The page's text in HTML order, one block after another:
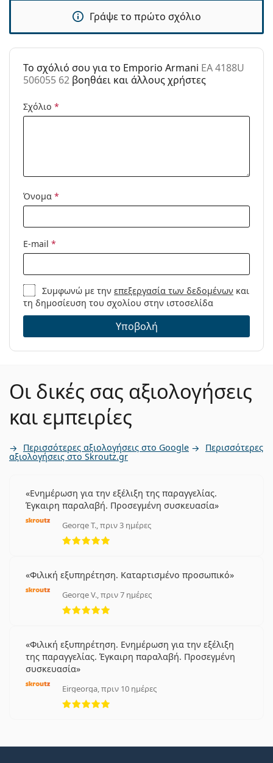
Ανδρικά
Χρήση:
Μόδα
Προϊόντος /
Γράψε το πρώτο σχόλιο
To σχόλιό σου για το Emporio Armani EA 4188U
506055 62 βοηθάει και άλλους χρήστες
Σχόλιο *
Όνομα *
E-mail *
Συμφωνώ με τηνεπεξεργασία των δεδομένων και
τη δημοσίευση του σχολίου στην ιστοσελίδα
Υποβολή
Οι δικές σας αξιολογήσεις
και εμπειρίες
Περισσότερες αξιολογήσεις στο Google Περισσότερες
αξιολογήσεις στο Skroutz.gr
Ενημέρωση για την εξέλιξη της παραγγελίας.
Έγκαιρη παραλαβή. Προσεγμένη συσκευασία
George T., πριν 3 ημέρες
5 αξιολογήσεις από 5
Φιλική εξυπηρέτηση. Καταρτισμένο προσωπικό
George V., πριν 7 ημέρες
5 αξιολογήσεις από 5
Φιλική εξυπηρέτηση. Ενημέρωση για την εξέλιξη
της παραγγελίας. Έγκαιρη παραλαβή. Προσεγμένη
συσκευασία
Eirgeorga, πριν 10 ημέρες
5 αξιολογήσεις από 5